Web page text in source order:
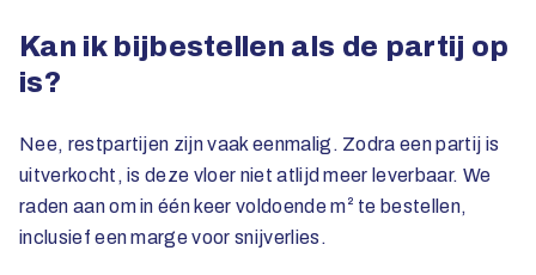
Kan ik bijbestellen als de partij op
is?
Nee, restpartijen zijn vaak eenmalig. Zodra een partij is
uitverkocht, is deze vloer niet atlijd meer leverbaar. We
raden aan om in één keer voldoende m² te bestellen,
inclusief een marge voor snijverlies.